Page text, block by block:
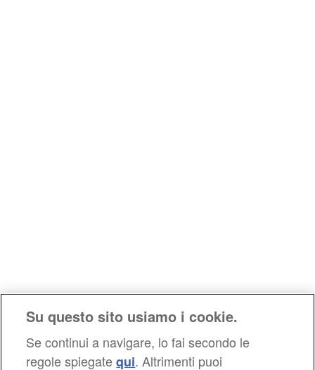
Su questo sito usiamo i cookie.
Se continui a navigare, lo fai secondo le
regole spiegate qui. Altrimenti puoi